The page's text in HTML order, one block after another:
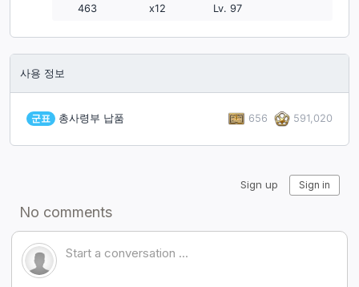
463
x12
Lv. 97
사용 정보
군표 총사령부 납품 656 591,020